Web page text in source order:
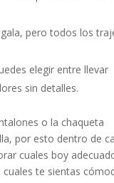
pero todos los
elegir entre llevar
sin detalles.
o la chaqueta
por esto dentro de
cuales boy
te sientas